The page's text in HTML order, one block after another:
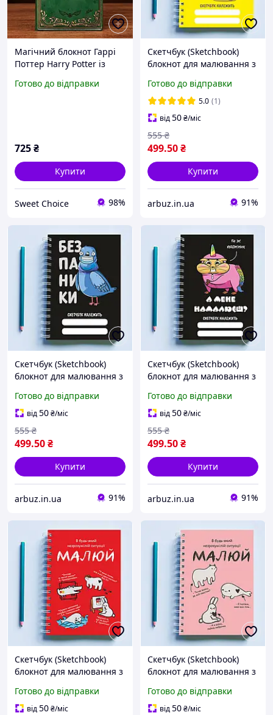
Магічний блокнот Гаррі
Поттер Harry Potter із
Готово до відправки
725₴
Купити
Sweet Choice 98%
Скетчбук (Sketchbook)
блокнот для малювання з
Я не показую свої
малюнки»
Готово до відправки
5.0 (1)
від50₴/міс
499.50₴
555 ₴
Купити
arbuz.in.ua 91%
Скетчбук (Sketchbook)
блокнот для малювання з
Без паніки»
Готово до відправки
від50₴/міс
499.50₴
555 ₴
Купити
arbuz.in.ua 91%
Скетчбук (Sketchbook)
блокнот для малювання з
костюмі єдинорога: А
мене намалюєш?»
Готово до відправки
від50₴/міс
499.50₴
555 ₴
Купити
arbuz.in.ua 91%
Скетчбук (Sketchbook)
блокнот для малювання з
незрозумілій ситуації
малюй»
Готово до відправки
від50₴/міс
Скетчбук (Sketchbook)
блокнот для малювання з
незрозумілій ситуації
малюй (рожевий)»
Готово до відправки
від50₴/міс